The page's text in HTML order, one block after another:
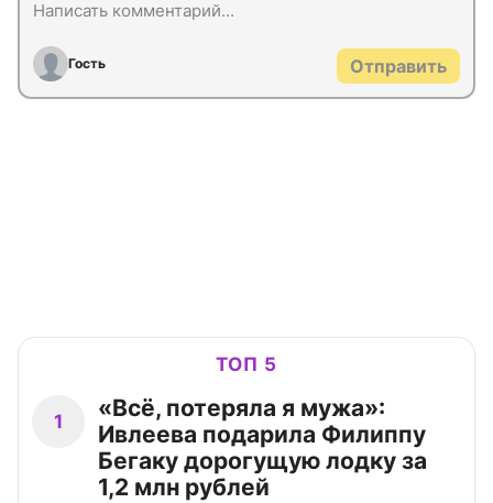
Гость Отправить
ТОП 5
1
«Всё, потеряла я мужа»:
Ивлеева подарила Филиппу
Бегаку дорогущую лодку за
1,2 млн рублей